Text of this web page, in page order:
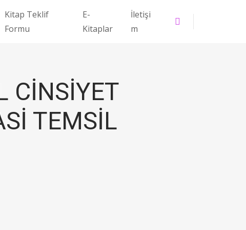
Kitap Teklif
Formu
E-
Kitaplar
İletişi
m
CİNSİYET
TEMSİL